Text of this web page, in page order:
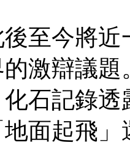
至今將近
激辯議
石記錄
面起飛